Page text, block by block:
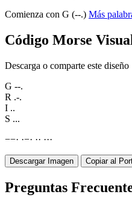
Comienza con G (--.) Más
Código Morse
Descarga o comparte este diseño
G --.
R .-.
I ..
S ...
−−· ·−· ·· ···
Descargar Imagen Copiar al
Preguntas